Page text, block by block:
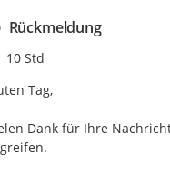
Rückmeldung
Zeitpunkt des Erstellens
10 Std
Tag,
Dank für Ihre